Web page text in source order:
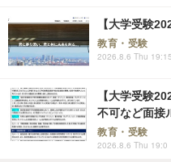
【大学受験
教育・受験
2026.8.6 Thu 19:15
【大学受験
不可など面接
教育・受験
2026.8.6 Thu 19:0